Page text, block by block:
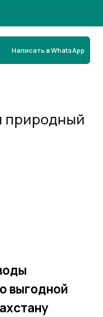
природный
выгодной